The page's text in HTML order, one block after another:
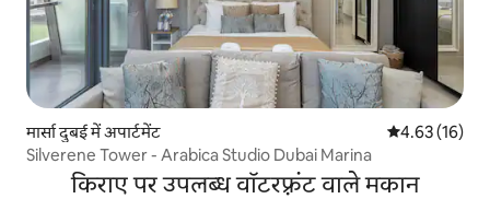
मार्सा दुबई में अपार्टमेंट औसत रेटिंग 5 में
4.63 (16)
Silverene Tower - Arabica Studio Dubai Marina
किराए पर उपलब्ध वॉटरफ़्रंट वाले मकान